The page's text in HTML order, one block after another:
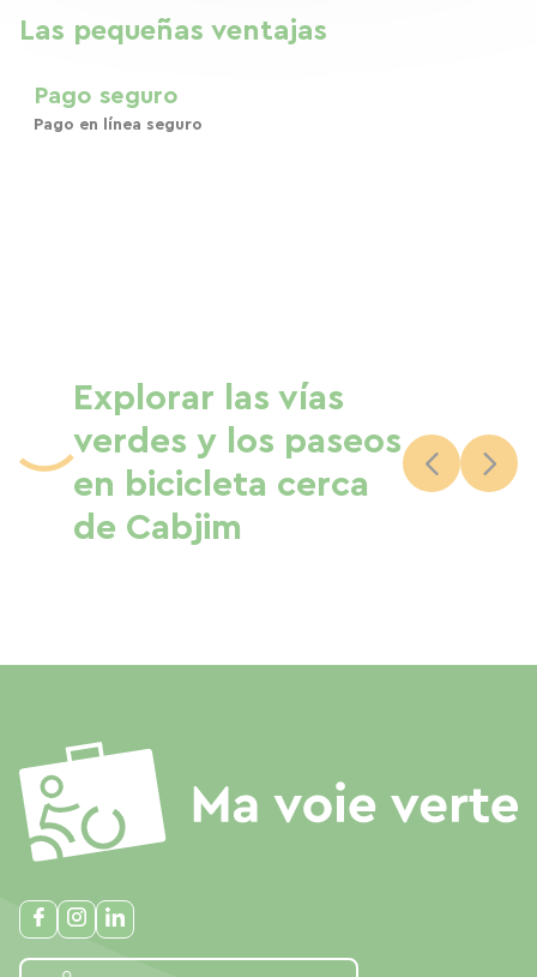
Las pequeñas ventajas
Pago seguro
Pago en línea seguro
Explorar las vías
verdes y los paseos
en bicicleta cerca
de Cabjim